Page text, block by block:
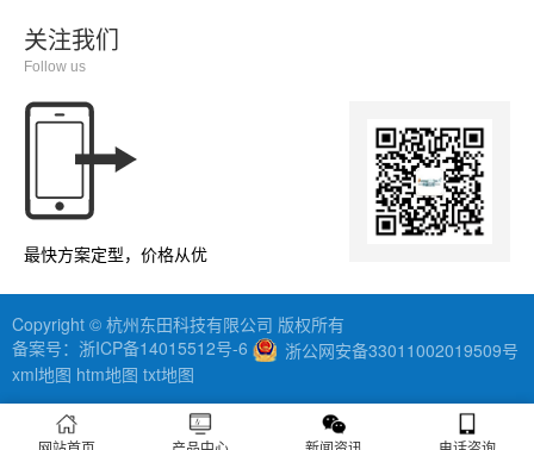
关注我们
Follow us
最快方案定型，价格从优
Copyright © 杭州东田科技有限公司 版权所有
备案号： 浙ICP备14015512号-6
浙公网安备33011002019509号
xml地图 htm地图 txt地图